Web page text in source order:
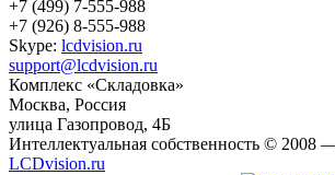
+7 (499) 7-555-988
+7 (926) 8-555-988
Skype: lcdvision.ru
support@lcdvision.ru
Комплекс «Складовка»
Москва, Россия
улица Газопровод, 4Б
Интеллектуальная собственность © 2008 —
LCDvision.ru